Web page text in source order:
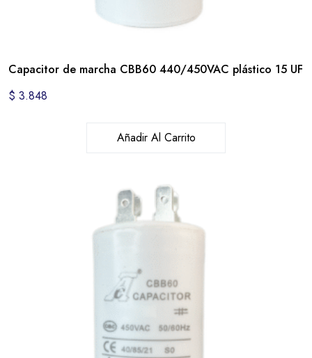
Capacitor de marcha CBB60 440/450VAC plástico 15 UF
$ 3.848
Añadir Al Carrito